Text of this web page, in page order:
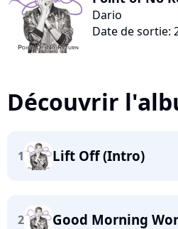
Dario
Date de sortie:
Découvrir
1 Lift Off (Intro)
2 Good Morning